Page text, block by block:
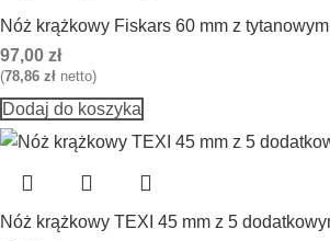
Nóż krążkowy Fiskars 60 mm z
97,00 zł
(78,86 zł netto)
Dodaj do koszyka
Nóż krążkowy TEXI 45 mm z 5